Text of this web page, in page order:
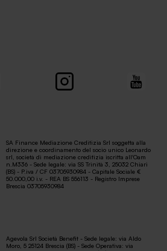
SA Finance Mediazione Creditizia Srl soggetta alla
direzione e coordinamento del socio unico Leonardo
srl, società di mediazione creditizia iscritta all'Oam
n.M336 - Sede legale: via SS Trinità 3, 25032 Chiari
(BS) - P.iva / CF 03705930984 - Capitale Sociale €
50.000,00 i.v. - REA BS 556113 - Registro Imprese
Brescia 03705930984
Agevola Srl Società Benefit - Sede legale: via Aldo
Moro, 5 25124 Brescia (BS) - Sede Operativa: via